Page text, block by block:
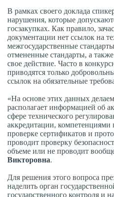
В рамках своего доклада
нарушения, которые
госзакупках. Как правило,
документации нет ссылок на
межгосударственные
отмененные стандарты, а
свое действие. Часто в
приводятся только
ссылок на обязательные
«На основе этих данных
располагает информацией об
сфере технического
аккредитации, компетенциями
проверке сертификатов и
проводит проверку
объеме или не проводит
Викторовна.
Для решения этого вопроса
наделить орган
государственного контроля и